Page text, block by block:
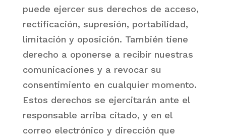
puede ejercer sus derechos de acceso,
rectificación, supresión, portabilidad,
limitación y oposición. También tiene
derecho a oponerse a recibir nuestras
comunicaciones y a revocar su
consentimiento en cualquier momento.
Estos derechos se ejercitarán ante el
responsable arriba citado, y en el
correo electrónico y dirección que